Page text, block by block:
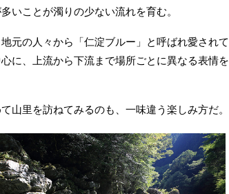
いことが濁りの少ない流れを育む。
元の人々から「仁淀ブルー」と呼ばれ愛されて
に、上流から下流まで場所ごとに異なる表情を
里を訪ねてみるのも、一味違う楽しみ方だ。